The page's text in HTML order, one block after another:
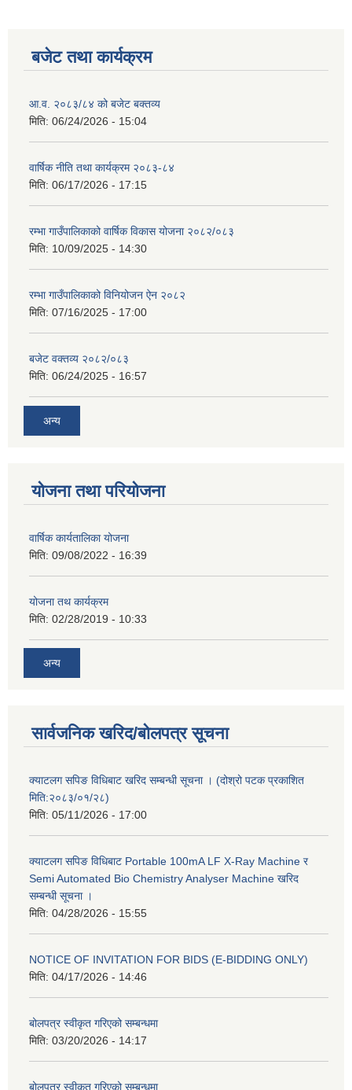
बजेट तथा कार्यक्रम
आ.व. २०८३/८४ को बजेट बक्तव्य
मिति: 06/24/2026 - 15:04
वार्षिक नीति तथा कार्यक्रम २०८३-८४
मिति: 06/17/2026 - 17:15
रम्भा गाउँपालिकाको वार्षिक विकास योजना २०८२/०८३
मिति: 10/09/2025 - 14:30
रम्भा गाउँपालिकाको विनियोजन ऐन २०८२
मिति: 07/16/2025 - 17:00
बजेट वक्तव्य २०८२/०८३
मिति: 06/24/2025 - 16:57
अन्य
योजना तथा परियोजना
वार्षिक कार्यतालिका योजना
मिति: 09/08/2022 - 16:39
योजना तथ कार्यक्रम
मिति: 02/28/2019 - 10:33
अन्य
सार्वजनिक खरिद/बोलपत्र सूचना
क्याटलग सपिङ विधिबाट खरिद सम्बन्धी सूचना । (दोश्रो पटक प्रकाशित
मिति:२०८३/०१/२८)
मिति: 05/11/2026 - 17:00
क्याटलग सपिङ विधिबाट Portable 100mA LF X-Ray Machine र
Semi Automated Bio Chemistry Analyser Machine खरिद
सम्बन्धी सूचना ।
मिति: 04/28/2026 - 15:55
NOTICE OF INVITATION FOR BIDS (E-BIDDING ONLY)
मिति: 04/17/2026 - 14:46
बोलपत्र स्वीकृत गरिएको सम्बन्धमा
मिति: 03/20/2026 - 14:17
बोलपत्र स्वीकृत गरिएको सम्बन्धमा